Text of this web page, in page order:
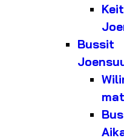
Bussit